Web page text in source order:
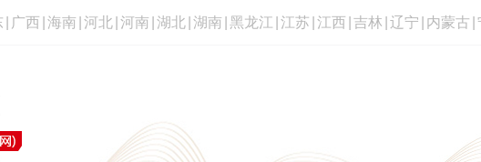
广西 海南 河北 河南 湖北 湖南 黑龙江 江苏 江西 吉林 辽宁 内蒙古